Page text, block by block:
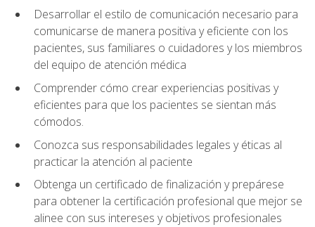
Desarrollar el estilo de comunicación necesario para
comunicarse de manera positiva y eficiente con los
pacientes, sus familiares o cuidadores y los miembros
del equipo de atención médica
Comprender cómo crear experiencias positivas y
eficientes para que los pacientes se sientan más
cómodos.
Conozca sus responsabilidades legales y éticas al
practicar la atención al paciente
Obtenga un certificado de finalización y prepárese
para obtener la certificación profesional que mejor se
alinee con sus intereses y objetivos profesionales